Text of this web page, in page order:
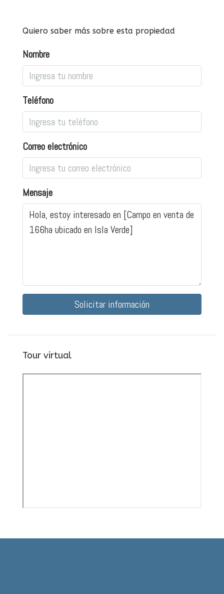
Quiero saber más sobre esta propiedad
Nombre
Teléfono
Correo electrónico
Mensaje
Solicitar información
Tour virtual